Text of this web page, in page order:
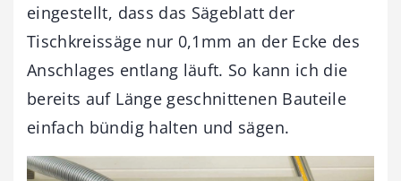
eingestellt, dass das Sägeblatt der
Tischkreissäge nur 0,1mm an der Ecke des
Anschlages entlang läuft. So kann ich die
bereits auf Länge geschnittenen Bauteile
einfach bündig halten und sägen.